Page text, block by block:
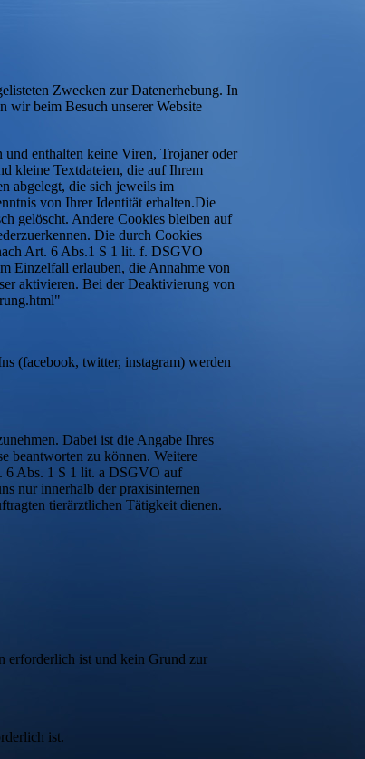
Zwecken zur Datenerhebung. In
wir beim Besuch unserer Website
enthalten keine Viren, Trojaner oder
kleine Textdateien, die auf Ihrem
abgelegt, die sich jeweils im
von Ihrer Identität erhalten.Die
gelöscht. Andere Cookies bleiben auf
Die durch Cookies
Art. 6 Abs.1 S 1 lit. f. DSGVO
Einzelfall erlauben, die Annahme von
aktivieren. Bei der Deaktivierung von
(facebook, twitter, instagram) werden
Dabei ist die Angabe Ihres
beantworten zu können. Weitere
6 Abs. 1 S 1 lit. a DSGVO auf
nur innerhalb der praxisinternen
tierärztlichen Tätigkeit dienen.
erforderlich ist und kein Grund zur
ist.